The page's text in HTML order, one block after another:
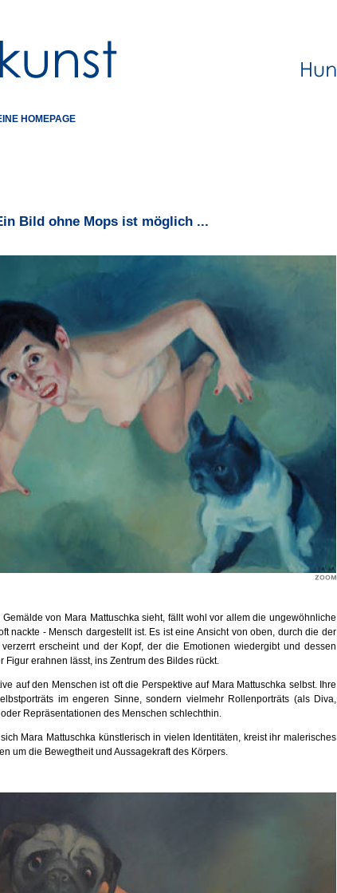
HOMEPAGE
Bild ohne Mops ist möglich ...
von Mara Mattuschka sieht, fällt wohl vor allem die ungewöhnliche
nackte - Mensch dargestellt ist. Es ist eine Ansicht von oben, durch die der
erscheint und der Kopf, der die Emotionen wiedergibt und dessen
Figur erahnen lässt, ins Zentrum des Bildes rückt.
auf den Menschen ist oft die Perspektive auf Mara Mattuschka selbst. Ihre
im engeren Sinne, sondern vielmehr Rollenporträts (als Diva,
Repräsentationen des Menschen schlechthin.
Mara Mattuschka künstlerisch in vielen Identitäten, kreist ihr malerisches
um die Bewegtheit und Aussagekraft des Körpers.